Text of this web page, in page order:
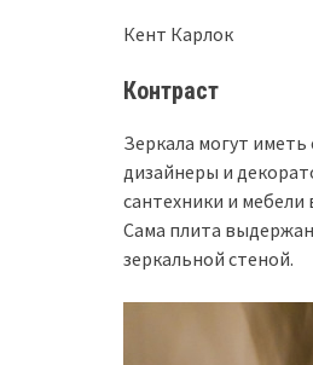
Кент Карлок
Контраст
Зеркала могут
дизайнеры и
сантехники и мебели
Сама плита
зеркальной стеной.